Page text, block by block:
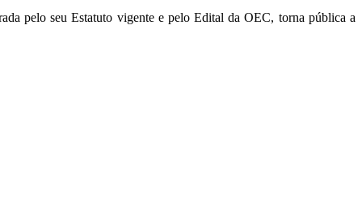
pelo seu Estatuto vigente e pelo Edital da OEC, torna pública a